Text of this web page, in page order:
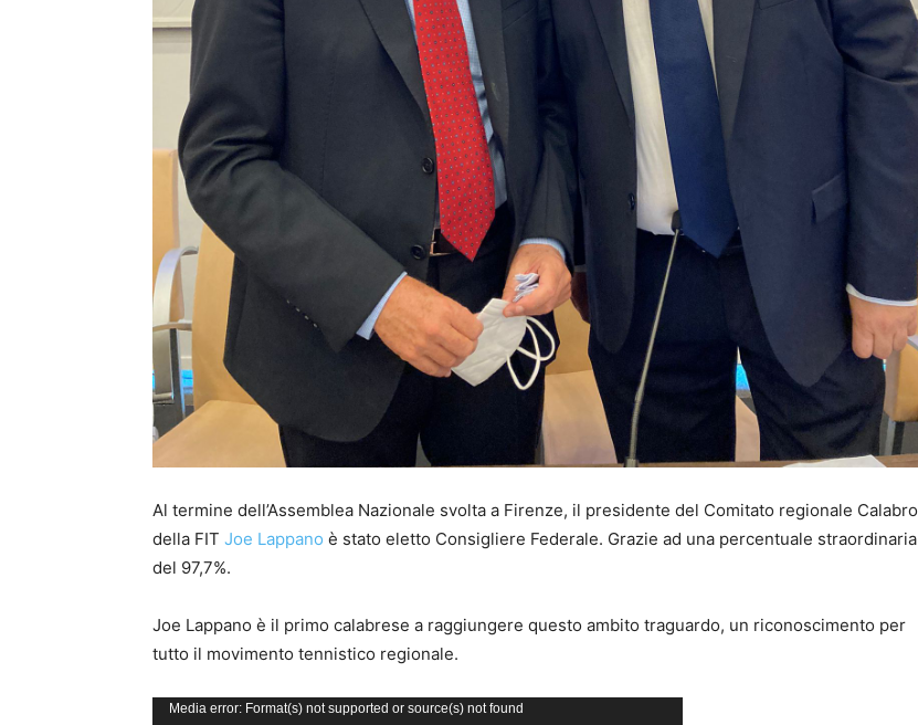
Al termine dell’Assemblea Nazionale svolta a Firenze, il presidente del Comitato regionale Calabro
della FIT Joe Lappano è stato eletto Consigliere Federale. Grazie ad una percentuale straordinaria
del 97,7%.
Joe Lappano è il primo calabrese a raggiungere questo ambito traguardo, un riconoscimento per
tutto il movimento tennistico regionale.
Media error: Format(s) not supported or source(s) not found